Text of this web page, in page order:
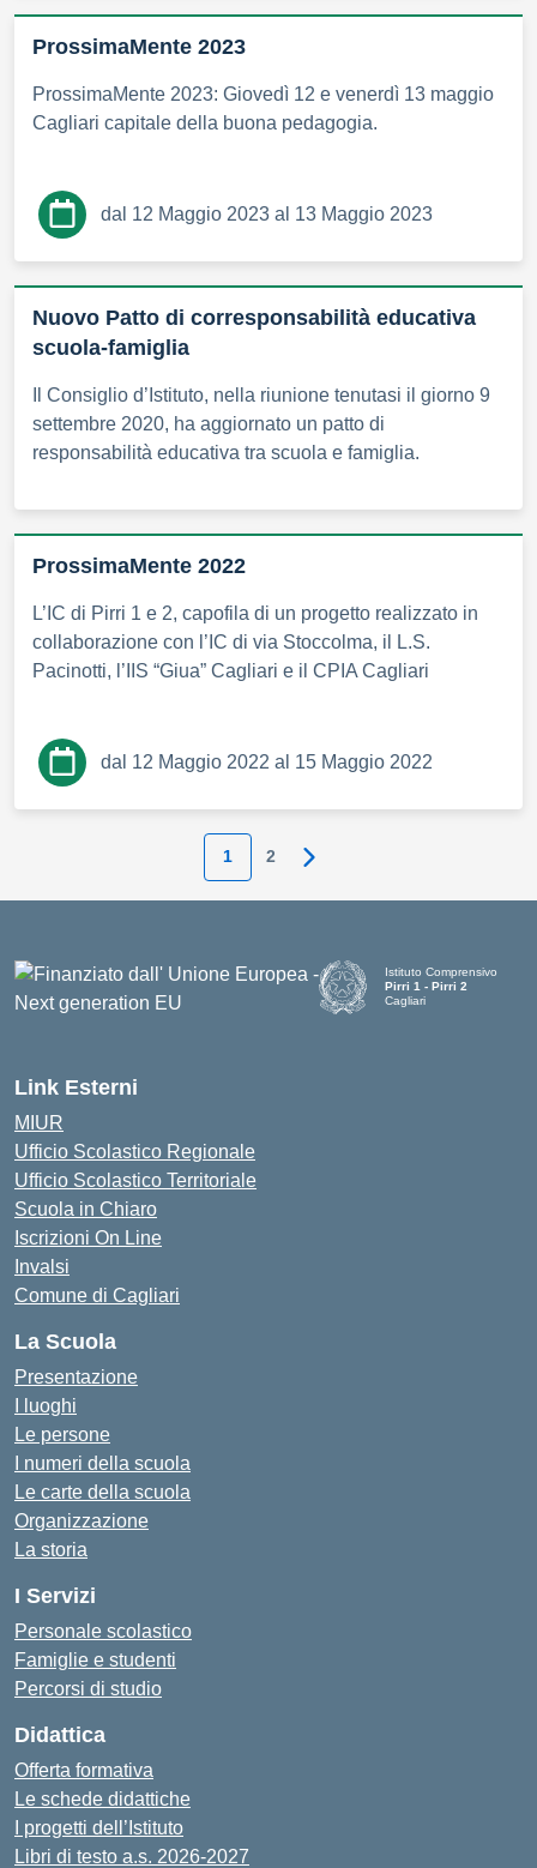
ProssimaMente 2023
ProssimaMente 2023: Giovedì 12 e venerdì 13 maggio
Cagliari capitale della buona pedagogia.
dal 12 Maggio 2023 al 13 Maggio 2023
Nuovo Patto di corresponsabilità educativa
scuola-famiglia
Il Consiglio d’Istituto, nella riunione tenutasi il giorno 9
settembre 2020, ha aggiornato un patto di
responsabilità educativa tra scuola e famiglia.
ProssimaMente 2022
L’IC di Pirri 1 e 2, capofila di un progetto realizzato in
collaborazione con l’IC di via Stoccolma, il L.S.
Pacinotti, l’IIS “Giua” Cagliari e il CPIA Cagliari
dal 12 Maggio 2022 al 15 Maggio 2022
1 2 Pagina successiva
Istituto Comprensivo
Pirri 1 - Pirri 2
Cagliari
Link Esterni
MIUR
Ufficio Scolastico Regionale
Ufficio Scolastico Territoriale
Scuola in Chiaro
Iscrizioni On Line
Invalsi
Comune di Cagliari
La Scuola
Presentazione
I luoghi
Le persone
I numeri della scuola
Le carte della scuola
Organizzazione
La storia
I Servizi
Personale scolastico
Famiglie e studenti
Percorsi di studio
Didattica
Offerta formativa
Le schede didattiche
I progetti dell’Istituto
Libri di testo a.s. 2026-2027